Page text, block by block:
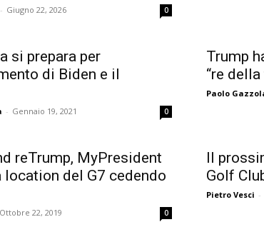
- Giugno 22, 2026 0
si prepara per
di Biden e il
- Gennaio 19, 2021 0
Trump
“re
Paolo
reTrump, MyPresident
del G7 cedendo
Ottobre 22, 2019 0
Il
Golf
Pietro Vesci -